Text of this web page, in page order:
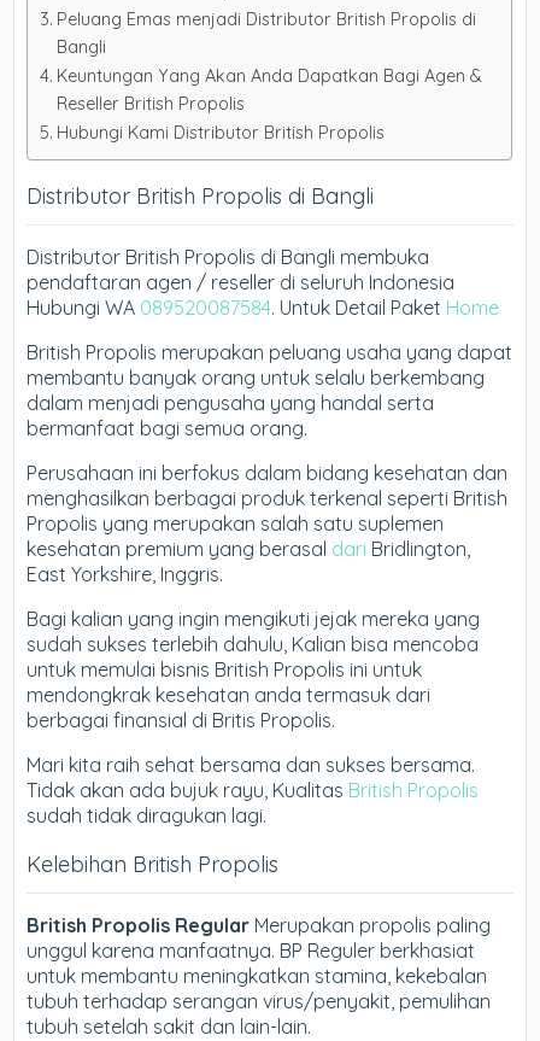
Peluang Emas menjadi Distributor British Propolis di
Bangli
Keuntungan Yang Akan Anda Dapatkan Bagi Agen &
Reseller British Propolis
Hubungi Kami Distributor British Propolis
Distributor British Propolis di Bangli
Distributor British Propolis di Bangli membuka
pendaftaran agen / reseller di seluruh Indonesia
Hubungi WA 089520087584. Untuk Detail Paket Home
British Propolis merupakan peluang usaha yang dapat
membantu banyak orang untuk selalu berkembang
dalam menjadi pengusaha yang handal serta
bermanfaat bagi semua orang.
Perusahaan ini berfokus dalam bidang kesehatan dan
menghasilkan berbagai produk terkenal seperti British
Propolis yang merupakan salah satu suplemen
kesehatan premium yang berasal dari Bridlington,
East Yorkshire, Inggris.
Bagi kalian yang ingin mengikuti jejak mereka yang
sudah sukses terlebih dahulu, Kalian bisa mencoba
untuk memulai bisnis British Propolis ini untuk
mendongkrak kesehatan anda termasuk dari
berbagai finansial di Britis Propolis.
Mari kita raih sehat bersama dan sukses bersama.
Tidak akan ada bujuk rayu, Kualitas British Propolis
sudah tidak diragukan lagi.
Kelebihan British Propolis
British Propolis Regular Merupakan propolis paling
unggul karena manfaatnya. BP Reguler berkhasiat
untuk membantu meningkatkan stamina, kekebalan
tubuh terhadap serangan virus/penyakit, pemulihan
tubuh setelah sakit dan lain-lain.